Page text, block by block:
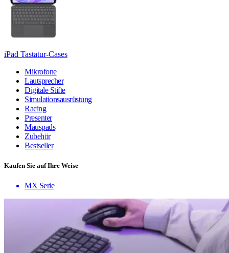
iPad Tastatur-Cases
Mikrofone
Lautsprecher
Digitale Stifte
Simulationsausrüstung
Racing
Presenter
Mauspads
Zubehör
Bestseller
Kaufen Sie auf Ihre Weise
MX Serie